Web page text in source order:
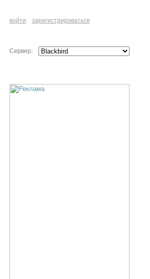
войти зарегистрироваться
Сервер: